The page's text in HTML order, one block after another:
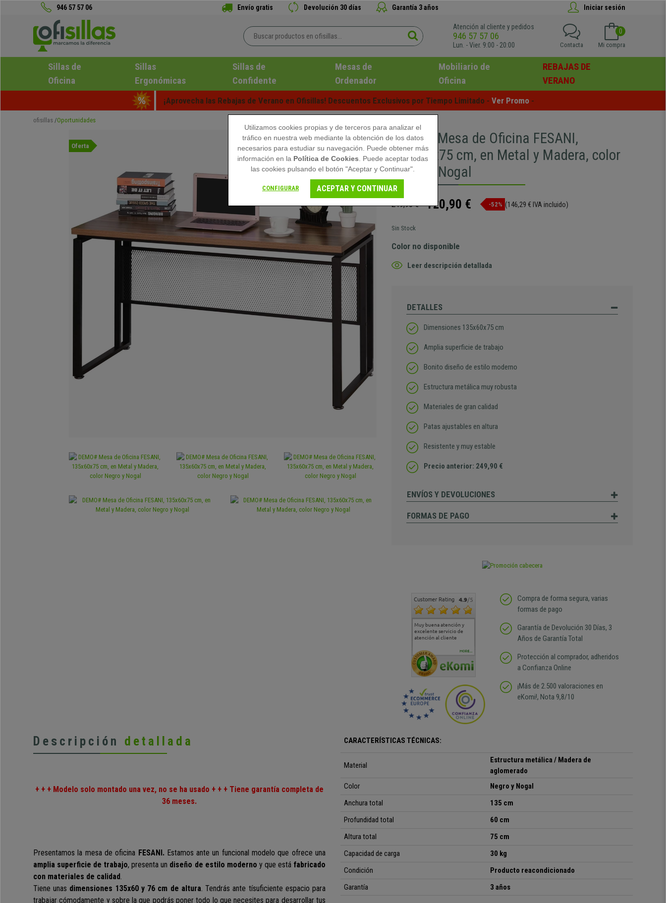
946 57 57 06 Envío gratis Devolución 30 días Garantía 3 años Iniciar sesión
Atención al cliente y pedidos
946 57 57 06
Lun. - Vier. 9:00 - 20:00
0
Mi compra
Contacta
Sillas de
Oficina
Sillas
Ergonómicas
Sillas de
Confidente
Mesas de
Ordenador
Mobiliario de
Oficina
REBAJAS DE
VERANO
¡Aprovecha las Rebajas de Verano en Ofisillas! Descuentos Exclusivos por Tiempo Limitado - Ver Promo -
ofisillas Oportunidades
Oferta
DEMO# Mesa de Oficina FESANI,
135x60x75 cm, en Metal y Madera, color
Negro y Nogal
249,90 € 120,90 € -52% (146,29 € IVA incluido)
Sin Stock
Color no disponible
Leer descripción detallada
DETALLES
Dimensiones 135x60x75 cm
Amplia superficie de trabajo
Bonito diseño de estilo moderno
Estructura metálica muy robusta
Materiales de gran calidad
Patas ajustables en altura
Resistente y muy estable
Precio anterior: 249,90 €
ENVÍOS Y DEVOLUCIONES
FORMAS DE PAGO
Customer Rating 4.9/5
Muy buena atención y
excelente servicio de
atención al cliente
Muy buena atención de
cara al asesoramiento
comercial y el envío ha
Si estoy contento
Excelente relacion
calidad precio Plazo de
MORE...
Compra de forma segura, varias
formas de pago
Garantía de Devolución 30 Días, 3
Años de Garantía Total
Protección al comprador, adheridos
a Confianza Online
¡Más de 2.500 valoraciones en
eKomi!, Nota 9,8/10
Descripción detallada
+ + + Modelo solo montado una vez, no se ha usado + + + Tiene garantía completa de
36 meses.
Presentamos la mesa de oficina FESANI. Estamos ante un funcional modelo que ofrece una
amplia superficie de trabajo,presenta un diseño de estilo moderno y que está fabricado
con materiales de calidad .
Tiene unas dimensiones 135x60 y 76 cm de altura. Tendrás ante tísuficiente espacio para
trabajar cómodamente y sobre la que podrás poner todo lo que necesites para desarrollar tus
CARACTERÍSTICAS TÉCNICAS:
Material
Estructura metálica / Madera de
aglomerado
Color
Negro y Nogal
Anchura total
135 cm
Profundidad total
60 cm
Altura total
75 cm
Capacidad de carga
30 kg
Condición
Producto reacondicionado
Garantía
3 años
Utilizamos cookies propias y de terceros para analizar el
tráfico en nuestra web mediante la obtención de los datos
necesarios para estudiar su navegación. Puede obtener más
información en la Política de Cookies . Puede aceptar todas
las cookies pulsando el botón "Aceptar y Continuar".
CONFIGURAR ACEPTAR Y CONTINUAR